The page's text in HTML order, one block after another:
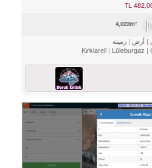
TL
أرض
زمینه
Kırklareli
Lüleburgaz